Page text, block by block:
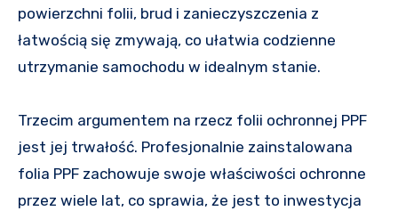
powierzchni folii, brud i zanieczyszczenia z
łatwością się zmywają, co ułatwia codzienne
utrzymanie samochodu w idealnym stanie.
Trzecim argumentem na rzecz folii ochronnej PPF
jest jej trwałość. Profesjonalnie zainstalowana
folia PPF zachowuje swoje właściwości ochronne
przez wiele lat, co sprawia, że jest to inwestycja